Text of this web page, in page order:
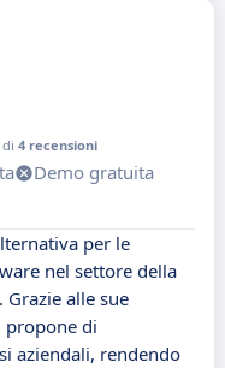
di 4 recensioni
Demo gratuita
per le
nel settore della
alle sue
propone di
aziendali, rendendo